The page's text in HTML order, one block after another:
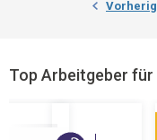
Top Arbeitgeber für